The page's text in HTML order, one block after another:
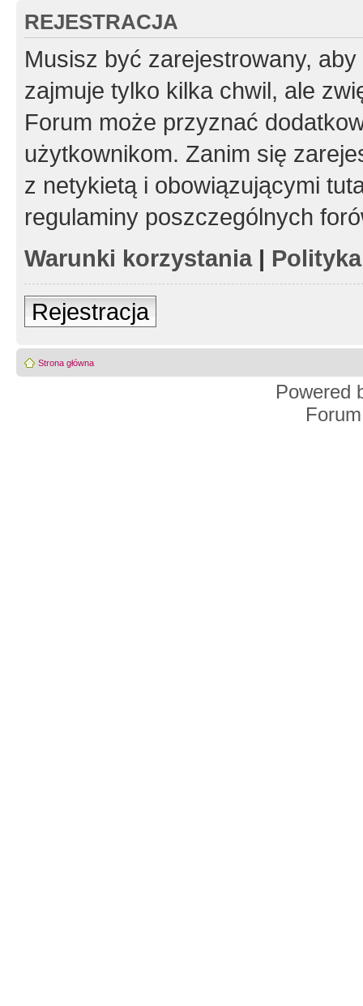
REJESTRACJA
Musisz być zarejestrowany,
zajmuje tylko kilka chwil, ale
Forum może przyznać
użytkownikom. Zanim się
z netykietą i obowiązującymi
regulaminy poszczególnych
Warunki korzystania|
Rejestracja
Strona główna
Powered